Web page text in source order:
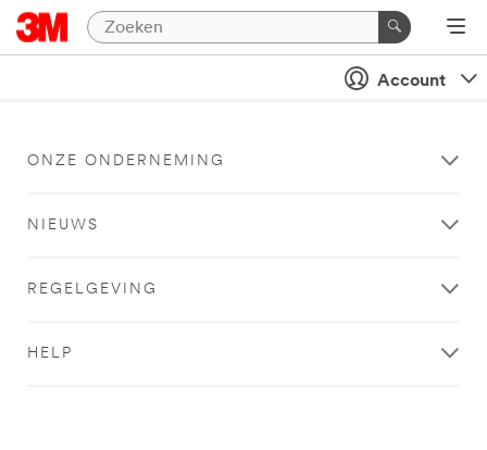
Account
ONZE ONDERNEMING
NIEUWS
REGELGEVING
HELP